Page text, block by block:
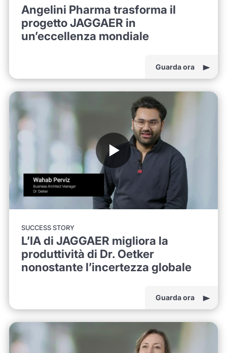
Angelini Pharma trasforma il
progetto JAGGAER in
un’eccellenza mondiale
Guarda ora
SUCCESS STORY
L’IA di JAGGAER migliora la
produttività di Dr. Oetker
nonostante l’incertezza globale
Guarda ora